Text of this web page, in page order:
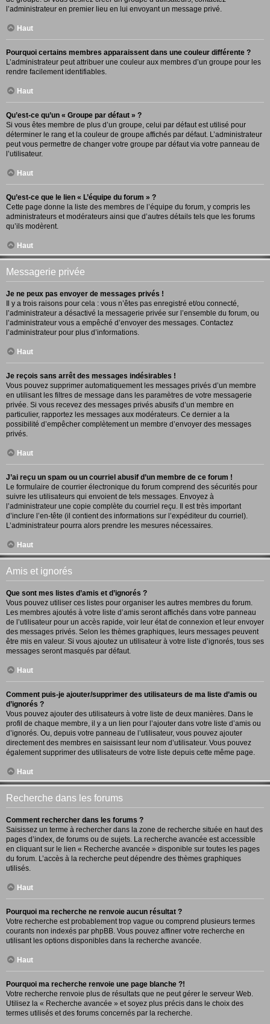
l’administrateur en premier lieu en lui envoyant un message privé.
Haut
Pourquoi certains membres apparaissent dans une couleur différente ?
L’administrateur peut attribuer une couleur aux membres d’un groupe pour les
rendre facilement identifiables.
Haut
Qu’est-ce qu’un « Groupe par défaut » ?
Si vous êtes membre de plus d’un groupe, celui par défaut est utilisé pour
déterminer le rang et la couleur de groupe affichés par défaut. L’administrateur
peut vous permettre de changer votre groupe par défaut via votre panneau de
l’utilisateur.
Haut
Qu’est-ce que le lien « L’équipe du forum » ?
Cette page donne la liste des membres de l’équipe du forum, y compris les
administrateurs et modérateurs ainsi que d’autres détails tels que les forums
qu’ils modèrent.
Haut
Messagerie privée
Je ne peux pas envoyer de messages privés !
Il y a trois raisons pour cela : vous n’êtes pas enregistré et/ou connecté,
l’administrateur a désactivé la messagerie privée sur l’ensemble du forum, ou
l’administrateur vous a empêché d’envoyer des messages. Contactez
l’administrateur pour plus d’informations.
Haut
Je reçois sans arrêt des messages indésirables !
Vous pouvez supprimer automatiquement les messages privés d’un membre
en utilisant les filtres de message dans les paramètres de votre messagerie
privée. Si vous recevez des messages privés abusifs d’un membre en
particulier, rapportez les messages aux modérateurs. Ce dernier a la
possibilité d’empêcher complètement un membre d’envoyer des messages
privés.
Haut
J’ai reçu un spam ou un courriel abusif d’un membre de ce forum !
Le formulaire de courrier électronique du forum comprend des sécurités pour
suivre les utilisateurs qui envoient de tels messages. Envoyez à
l’administrateur une copie complète du courriel reçu. Il est très important
d’inclure l’en-tête (il contient des informations sur l’expéditeur du courriel).
L’administrateur pourra alors prendre les mesures nécessaires.
Haut
Amis et ignorés
Que sont mes listes d’amis et d’ignorés ?
Vous pouvez utiliser ces listes pour organiser les autres membres du forum.
Les membres ajoutés à votre liste d’amis seront affichés dans votre panneau
de l’utilisateur pour un accès rapide, voir leur état de connexion et leur envoyer
des messages privés. Selon les thèmes graphiques, leurs messages peuvent
être mis en valeur. Si vous ajoutez un utilisateur à votre liste d’ignorés, tous ses
messages seront masqués par défaut.
Haut
Comment puis-je ajouter/supprimer des utilisateurs de ma liste d’amis ou
d’ignorés ?
Vous pouvez ajouter des utilisateurs à votre liste de deux manières. Dans le
profil de chaque membre, il y a un lien pour l’ajouter dans votre liste d’amis ou
d’ignorés. Ou, depuis votre panneau de l’utilisateur, vous pouvez ajouter
directement des membres en saisissant leur nom d’utilisateur. Vous pouvez
également supprimer des utilisateurs de votre liste depuis cette même page.
Haut
Recherche dans les forums
Comment rechercher dans les forums ?
Saisissez un terme à rechercher dans la zone de recherche située en haut des
pages d’index, de forums ou de sujets. La recherche avancée est accessible
en cliquant sur le lien « Recherche avancée » disponible sur toutes les pages
du forum. L’accès à la recherche peut dépendre des thèmes graphiques
utilisés.
Haut
Pourquoi ma recherche ne renvoie aucun résultat ?
Votre recherche est probablement trop vague ou comprend plusieurs termes
courants non indexés par phpBB. Vous pouvez affiner votre recherche en
utilisant les options disponibles dans la recherche avancée.
Haut
Pourquoi ma recherche renvoie une page blanche ?!
Votre recherche renvoie plus de résultats que ne peut gérer le serveur Web.
Utilisez la « Recherche avancée » et soyez plus précis dans le choix des
termes utilisés et des forums concernés par la recherche.